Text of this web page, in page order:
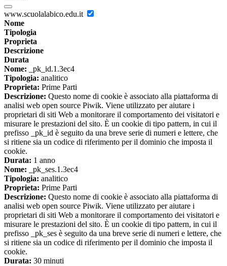
www.scuolalabico.edu.it
Nome
Tipologia
Proprieta
Descrizione
Durata
Nome: _pk_id.1.3ec4
Tipologia: analitico
Proprieta: Prime Parti
Descrizione: Questo nome di cookie è associato alla piattaforma di
analisi web open source Piwik. Viene utilizzato per aiutare i
proprietari di siti Web a monitorare il comportamento dei visitatori e
misurare le prestazioni del sito. È un cookie di tipo pattern, in cui il
prefisso _pk_id è seguito da una breve serie di numeri e lettere, che
si ritiene sia un codice di riferimento per il dominio che imposta il
cookie.
Durata: 1 anno
Nome: _pk_ses.1.3ec4
Tipologia: analitico
Proprieta: Prime Parti
Descrizione: Questo nome di cookie è associato alla piattaforma di
analisi web open source Piwik. Viene utilizzato per aiutare i
proprietari di siti Web a monitorare il comportamento dei visitatori e
misurare le prestazioni del sito. È un cookie di tipo pattern, in cui il
prefisso _pk_ses è seguito da una breve serie di numeri e lettere, che
si ritiene sia un codice di riferimento per il dominio che imposta il
cookie.
Durata: 30 minuti